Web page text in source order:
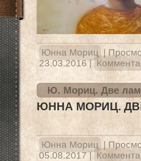
Юнна Мориц |
23.03.2016 |
Ю. Мориц. Две
ЮННА МОРИЦ.
Юнна Мориц |
05.08.2017 |